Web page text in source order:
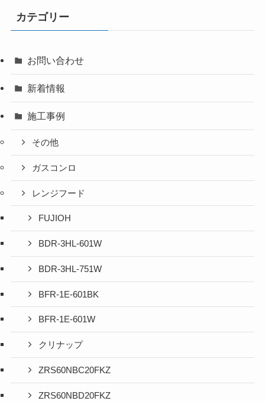
カテゴリー
お問い合わせ
新着情報
施工事例
その他
ガスコンロ
レンジフード
FUJIOH
BDR-3HL-601W
BDR-3HL-751W
BFR-1E-601BK
BFR-1E-601W
クリナップ
ZRS60NBC20FKZ
ZRS60NBD20FKZ